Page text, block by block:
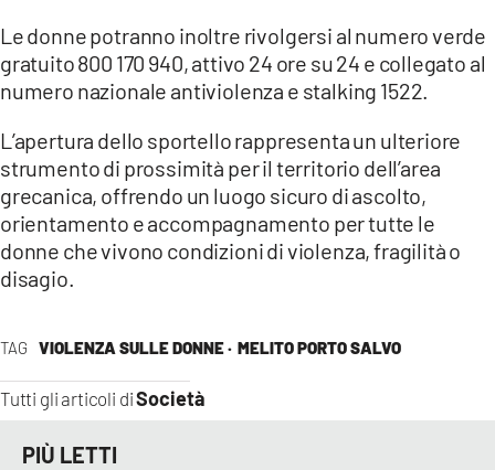
TAG VIOLENZA SULLE DONNE · MELITO PORTO SALVO
Tutti gli articoli diSocietà
Le donne potranno inoltre rivolgersi al numero verde
gratuito 800 170 940, attivo 24 ore su 24 e collegato al
numero nazionale antiviolenza e stalking 1522.
L’apertura dello sportello rappresenta un ulteriore
strumento di prossimità per il territorio dell’area
grecanica, offrendo un luogo sicuro di ascolto,
orientamento e accompagnamento per tutte le
donne che vivono condizioni di violenza, fragilità o
disagio.
PIÙ LETTI